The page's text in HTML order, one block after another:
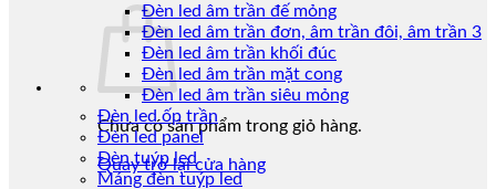
Chưa có sản phẩm trong giỏ hàng.
Quay trở lại cửa hàng
Đèn led âm trần đế mỏng
Đèn led âm trần đơn, âm trần đôi, âm trần 3
Đèn led âm trần khối đúc
Đèn led âm trần mặt cong
Đèn led âm trần siêu mỏng
Đèn led ốp trần
Đèn led panel
Đèn tuýp led
Máng đèn tuýp led